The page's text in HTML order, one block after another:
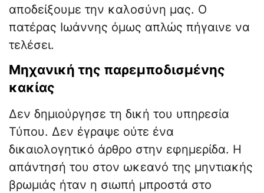
αποδείξουμε την καλοσύνη μας. Ο
πατέρας Ιωάννης όμως απλώς πήγαινε να
τελέσει.
Μηχανική της παρεμποδισμένης
κακίας
Δεν δημιούργησε τη δική του υπηρεσία
Τύπου. Δεν έγραψε ούτε ένα
δικαιολογητικό άρθρο στην εφημερίδα. Η
απάντησή του στον ωκεανό της μηντιακής
βρωμιάς ήταν η σιωπή μπροστά στο